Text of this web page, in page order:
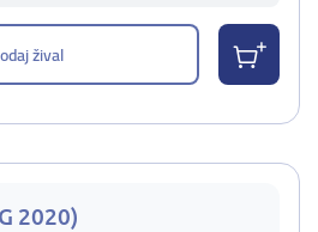
žival
2020)